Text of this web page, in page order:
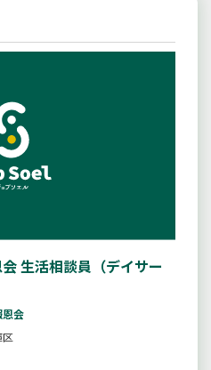
生活相談員（デイサー
会